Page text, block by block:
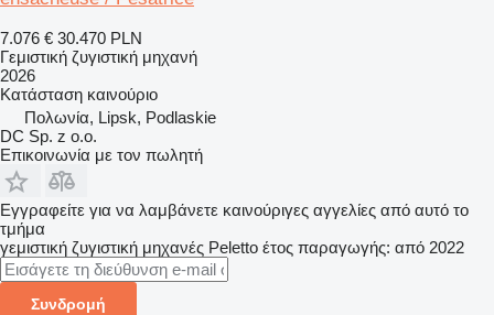
7.076 € 30.470 PLN
Γεμιστική ζυγιστική μηχανή
2026
Κατάσταση καινούριο
Πολωνία, Lipsk, Podlaskie
DC Sp. z o.o.
Επικοινωνία με τον πωλητή
Εγγραφείτε για να λαμβάνετε καινούριγες αγγελίες από αυτό το
τμήμα
γεμιστική ζυγιστική μηχανές Peletto έτος παραγωγής: από 2022
Συνδρομή